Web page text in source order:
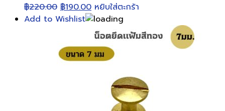
฿220.00 Original
price
฿220.00.
฿190.00Current
price
is:
฿190.00.
หยิบใส่ตะกร้า
Add to Wishlist